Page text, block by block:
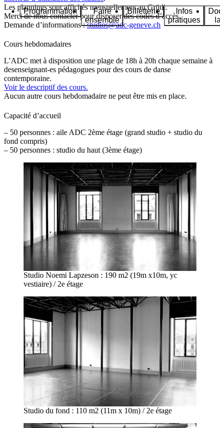
Programmation
Faire
ensemble
Billetterie
Infos
pratiques
Les plannings sont affichés mensuellement au Grütli.
Merci de nous contacter pour disposer des codes d’accès.
Demande d’informations :studios@adc-geneve.ch
Cours hebdomadaires
L’ADC met à disposition une plage de 18h à 20h chaque semaine à
desenseignant-es pédagogues pour des cours de danse
contemporaine.
Voir le descriptif des cours.
Aucun autre cours hebdomadaire ne peut être mis en place.
Capacité d’accueil
– 50 personnes : aile ADC 2ème étage (grand studio + studio du
fond compris)
– 50 personnes : studio du haut (3ème étage)
Studio Noemi Lapzeson : 190 m2 (19m x10m, yc
vestiaire) / 2e étage
Studio du fond : 110 m2 (11m x 10m) / 2e étage